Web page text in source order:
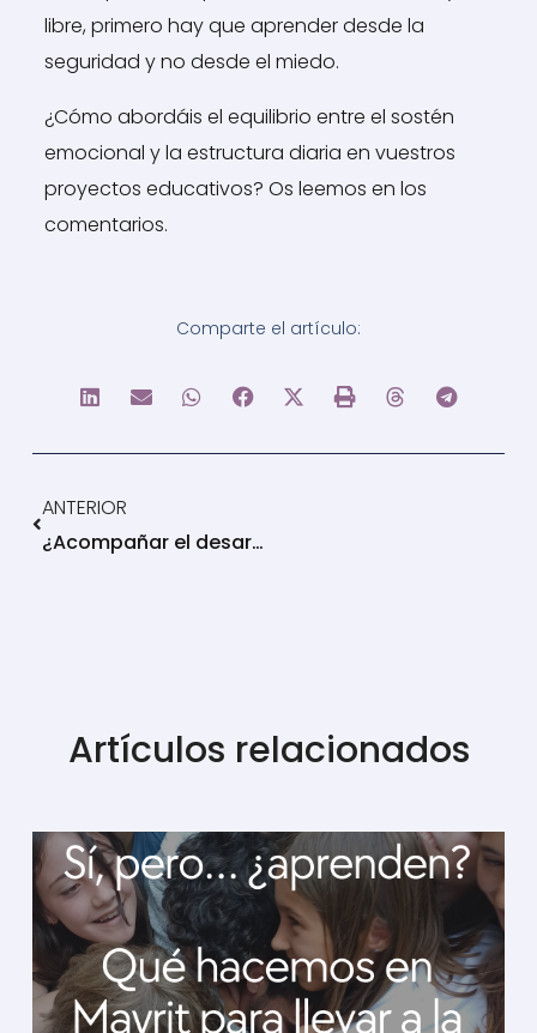
libre, primero hay que aprender desde la
seguridad y no desde el miedo.
¿Cómo abordáis el equilibrio entre el sostén
emocional y la estructura diaria en vuestros
proyectos educativos? Os leemos en los
comentarios.
Comparte el artículo:
ANTERIOR
¿Acompañar el desarrollo o acelerar procesos? La respuesta de la educación activa al mito de la estandarización
Artículos relacionados